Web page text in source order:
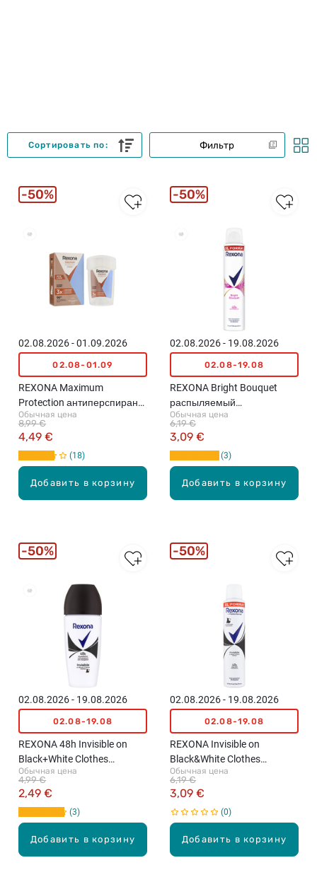
Фильтр
Сортировать по:
Добавить в корзину
02.08.2026 - 01.09.2026
02.08-01.09
REXONA Maximum
Protection антиперспирант-
карандаш, 45мл
Обычная цена
4,49 €
8,99 €
18
50%
Добавить в корзину
02.08.2026 - 19.08.2026
02.08-19.08
REXONA Bright Bouquet
распыляемый
антиперспирант, 200мл
Обычная цена
3,09 €
6,19 €
3
50%
Добавить в корзину
02.08.2026 - 19.08.2026
02.08-19.08
REXONA 48h Invisible on
Black+White Clothes
роликовый
антиперспирант, 50мл
Обычная цена
2,49 €
4,99 €
3
50%
Добавить в корзину
02.08.2026 - 19.08.2026
02.08-19.08
REXONA Invisible on
Black&White Clothes
распыляемый
антиперспирант, 200мл
Обычная цена
3,09 €
6,19 €
0
50%